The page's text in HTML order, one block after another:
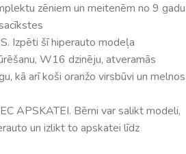
zēniem un meitenēm no 9 gadu
Izpēti šī hiperauto modeļa
W16 dzinēju, atveramās
kā arī koši oranžo virsbūvi un melnos
APSKATEI. Bērni var salikt modeli,
un izlikt to apskatei līdz